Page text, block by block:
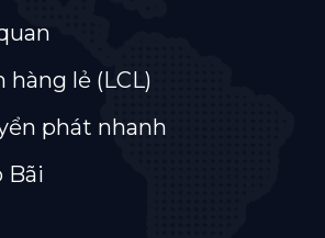
hàng lẻ (LCL)
phát nhanh
Bãi